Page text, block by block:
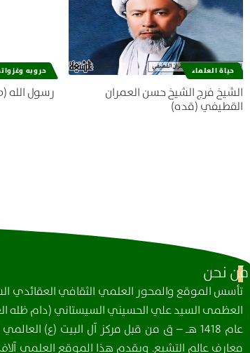
حياة العلماء
الشيخ فرج الشيخ حسن العمران
القطيفي (قده)
حروبه
رسول الله
مَن نحن
تأسس الموقع والمحور العلمي الثقافي العقائدي
العظمى السيد علي الحسيني السيستاني (دام ظله
عام 1418 هـ – ق من قبل مركز آل البيت (ع)
معارف عالم التشيع. ويقدم هذا الموقع العلمي آلاف